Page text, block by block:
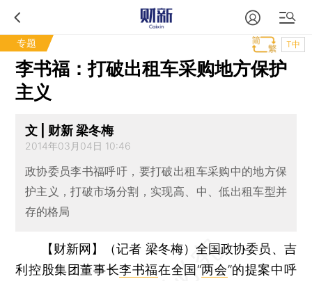
专题 T中
李书福：打破出租车采购地方保护
主义
文 | 财新 梁冬梅
2014年03月04日 10:46
政协委员李书福呼吁，要打破出租车采购中的地方保
护主义，打破市场分割，实现高、中、低出租车型并
存的格局
【财新网】（记者 梁冬梅） 全国政协委员、吉
利控股集团董事长李书福在全国“两会”的提案中呼